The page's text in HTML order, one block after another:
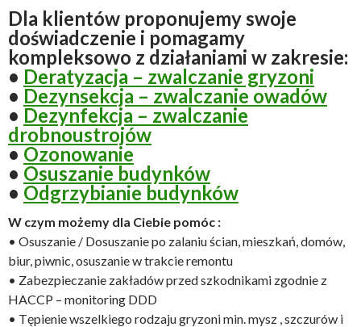
Dla klientów proponujemy swoje
doświadczenie i pomagamy
kompleksowo z działaniami w zakresie:
• Deratyzacja – zwalczanie gryzoni
• Dezynsekcja – zwalczanie owadów
• Dezynfekcja – zwalczanie
drobnoustrojów
• Ozonowanie
• Osuszanie budynków
• Odgrzybianie budynków
W czym możemy dla Ciebie pomóc :
• Osuszanie / Dosuszanie po zalaniu ścian, mieszkań, domów,
biur, piwnic, osuszanie w trakcie remontu
• Zabezpieczanie zakładów przed szkodnikami zgodnie z
HACCP – monitoring DDD
• Tępienie wszelkiego rodzaju gryzoni min. mysz , szczurów i